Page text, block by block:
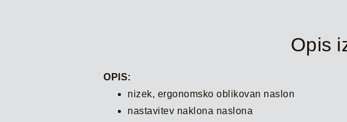
Opis
OPIS:
nizek, ergonomsko oblikovan naslon
nastavitev naklona naslona